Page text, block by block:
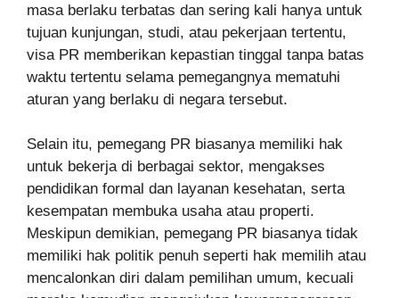
masa berlaku terbatas dan sering kali hanya untuk
tujuan kunjungan, studi, atau pekerjaan tertentu,
visa PR memberikan kepastian tinggal tanpa batas
waktu tertentu selama pemegangnya mematuhi
aturan yang berlaku di negara tersebut.
Selain itu, pemegang PR biasanya memiliki hak
untuk bekerja di berbagai sektor, mengakses
pendidikan formal dan layanan kesehatan, serta
kesempatan membuka usaha atau properti.
Meskipun demikian, pemegang PR biasanya tidak
memiliki hak politik penuh seperti hak memilih atau
mencalonkan diri dalam pemilihan umum, kecuali